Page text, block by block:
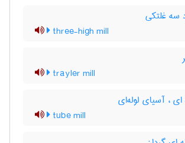
سه غلتکی
three-high mill
trayler mill
، آسیای لوله‌ای
tube mill